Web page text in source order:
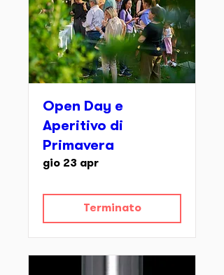
Open Day e
Aperitivo di
Primavera
gio 23 apr
Terminato